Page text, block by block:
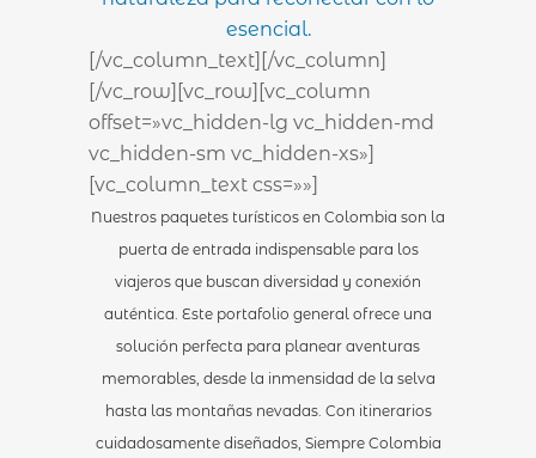
esencial.
[/vc_column_text][/vc_column]
[/vc_row][vc_row][vc_column
offset=»vc_hidden-lg vc_hidden-md
vc_hidden-sm vc_hidden-xs»]
[vc_column_text css=»»]
Nuestros paquetes turísticos en Colombia son la
puerta de entrada indispensable para los
viajeros que buscan diversidad y conexión
auténtica. Este portafolio general ofrece una
solución perfecta para planear aventuras
memorables, desde la inmensidad de la selva
hasta las montañas nevadas. Con itinerarios
cuidadosamente diseñados, Siempre Colombia